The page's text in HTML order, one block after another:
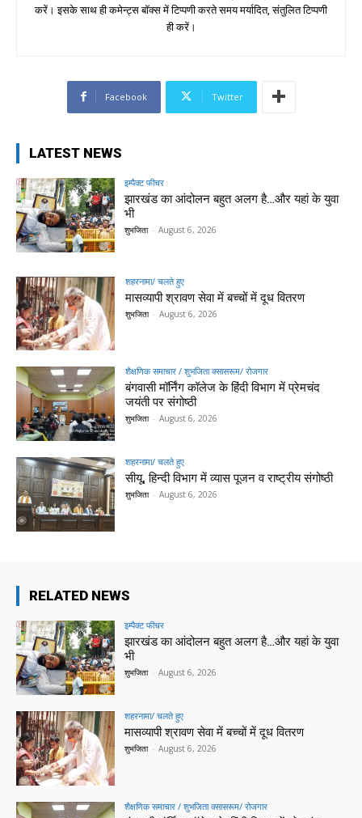
करें। इसके साथ ही कमेन्ट्स बॉक्स में टिप्पणी करते समय मर्यादित, संतुलित टिप्पणी
ही करें।
Facebook Twitter
LATEST NEWS
इम्पैक्ट फीचर
झारखंड का आंदोलन बहुत अलग है…और यहां के युवा
भी
शुभजिता - August 6, 2026
शहरनामा/ चलते हुए
मासव्यापी श्रावण सेवा में बच्चों में दूध वितरण
शुभजिता - August 6, 2026
शैक्षणिक समाचार / शुभजिता क्सासरूम/ रोजगार
बंगवासी मॉर्निंग कॉलेज के हिंदी विभाग में प्रेमचंद
जयंती पर संगोष्ठी
शुभजिता - August 6, 2026
शहरनामा/ चलते हुए
सीयू, हिन्दी विभाग में व्यास पूजन व राष्ट्रीय संगोष्ठी
शुभजिता - August 6, 2026
RELATED NEWS
इम्पैक्ट फीचर
झारखंड का आंदोलन बहुत अलग है…और यहां के युवा
भी
शुभजिता - August 6, 2026
शहरनामा/ चलते हुए
मासव्यापी श्रावण सेवा में बच्चों में दूध वितरण
शुभजिता - August 6, 2026
शैक्षणिक समाचार / शुभजिता क्सासरूम/ रोजगार